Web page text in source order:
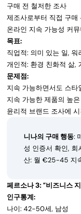
구매 전 철저한 조사
제조사로부터 직접 구매
온라인 지속 가능성 커
목표:
직업적: 의미 있는 일, 워
개인적: 환경 친화적 삶,
문제점:
지속 가능하면서도 스
지속 가능한 제품의 높은
윤리적 브랜드 조사에
니나의 구매 행동:
성 인증서 확인, 회
산: 월 €25-45 지
페르소나 3: “비즈니스
인구통계:
나이: 42-50세, 남성